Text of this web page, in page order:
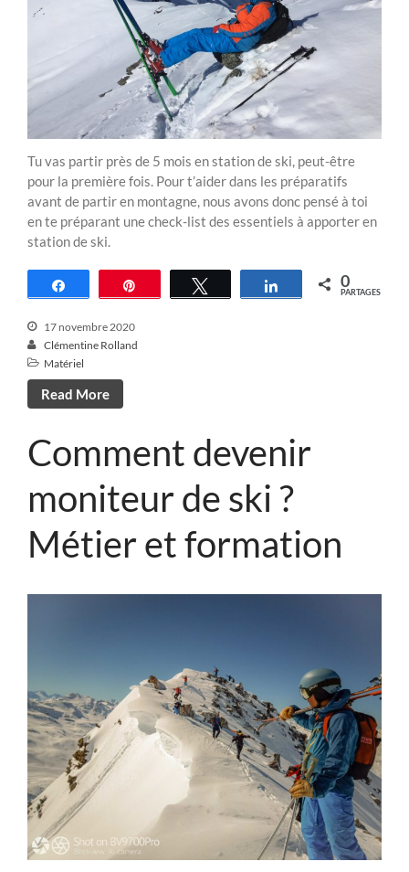
Tu vas partir près de 5 mois en station de ski, peut-être
pour la première fois. Pour t’aider dans les préparatifs
avant de partir en montagne, nous avons donc pensé à toi
en te préparant une check-list des essentiels à apporter en
station de ski.
Partagez Tweetez Partagez 0
PARTAGES
17 novembre 2020
Clémentine Rolland
Matériel
Read More
Comment devenir
moniteur de ski ?
Métier et formation